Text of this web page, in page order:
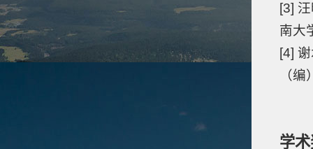
[3]
南大
[4]
（
学